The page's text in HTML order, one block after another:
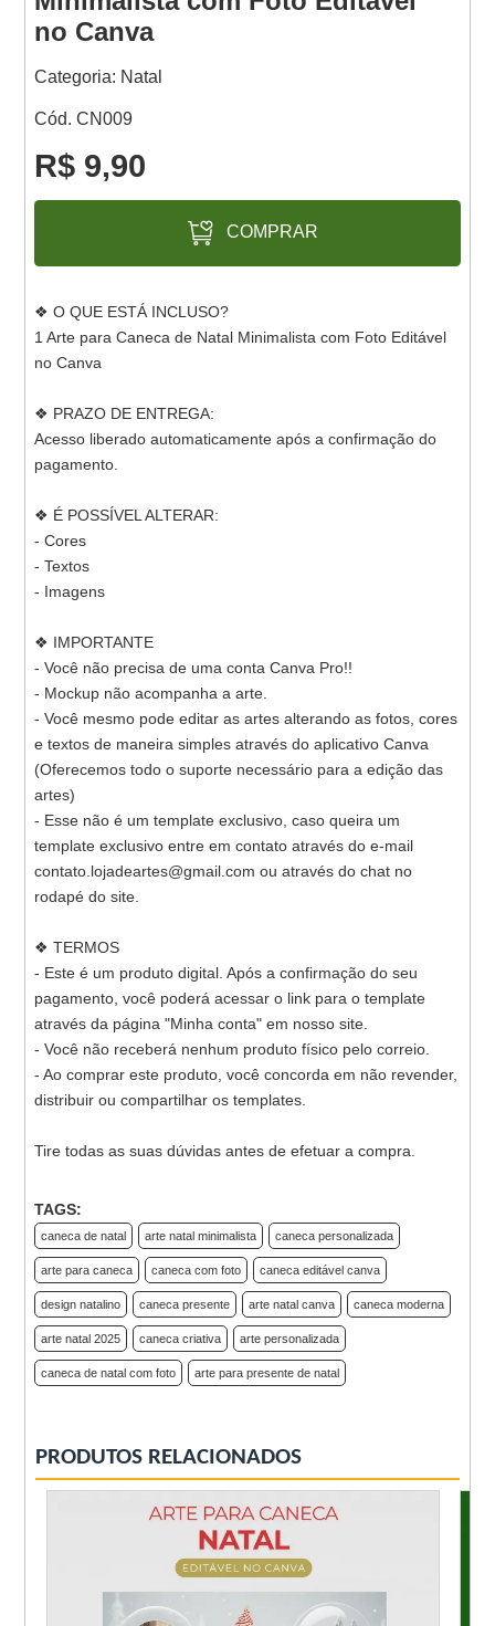
no Canva
Categoria: Natal
Cód. CN009
R$ 9,90
COMPRAR
❖ O QUE ESTÁ INCLUSO?
1 Arte para Caneca de Natal Minimalista com Foto Editável
no Canva
❖ PRAZO DE ENTREGA:
Acesso liberado automaticamente após a confirmação do
pagamento.
❖ É POSSÍVEL ALTERAR:
- Cores
- Textos
- Imagens
❖ IMPORTANTE
- Você não precisa de uma conta Canva Pro!!
- Mockup não acompanha a arte.
- Você mesmo pode editar as artes alterando as fotos, cores
e textos de maneira simples através do aplicativo Canva
(Oferecemos todo o suporte necessário para a edição das
artes)
- Esse não é um template exclusivo, caso queira um
template exclusivo entre em contato através do e-mail
contato.lojadeartes@gmail.com ou através do chat no
rodapé do site.
❖ TERMOS
- Este é um produto digital. Após a confirmação do seu
pagamento, você poderá acessar o link para o template
através da página "Minha conta" em nosso site.
- Você não receberá nenhum produto físico pelo correio.
- Ao comprar este produto, você concorda em não revender,
distribuir ou compartilhar os templates.
Tire todas as suas dúvidas antes de efetuar a compra.
TAGS:
caneca de natal arte natal minimalista caneca personalizada
arte para caneca caneca com foto caneca editável canva
design natalino caneca presente arte natal canva caneca moderna
arte natal 2025 caneca criativa arte personalizada
caneca de natal com foto arte para presente de natal
PRODUTOS RELACIONADOS